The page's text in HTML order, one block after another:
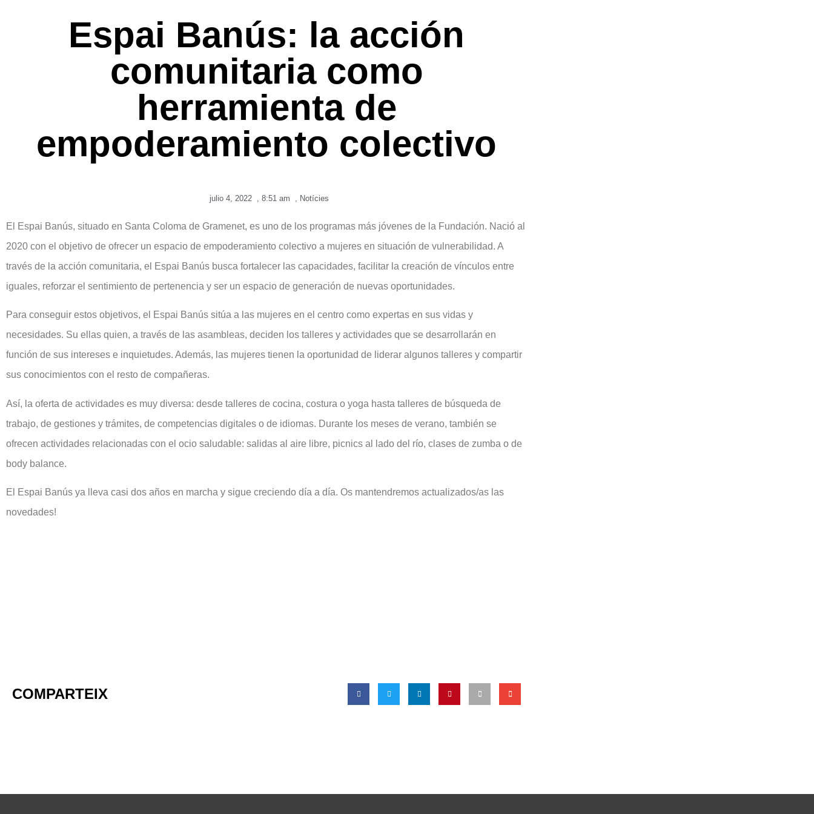
Espai Banús: la acción
comunitaria como
herramienta de
empoderamiento colectivo
julio 4, 2022 , 8:51 am , Notícies
El Espai Banús, situado en Santa Coloma de Gramenet, es uno de los programas más jóvenes de la Fundación. Nació al
2020 con el objetivo de ofrecer un espacio de empoderamiento colectivo a mujeres en situación de vulnerabilidad. A
través de la acción comunitaria, el Espai Banús busca fortalecer las capacidades, facilitar la creación de vínculos entre
iguales, reforzar el sentimiento de pertenencia y ser un espacio de generación de nuevas oportunidades.
Para conseguir estos objetivos, el Espai Banús sitúa a las mujeres en el centro como expertas en sus vidas y
necesidades. Su ellas quien, a través de las asambleas, deciden los talleres y actividades que se desarrollarán en
función de sus intereses e inquietudes. Además, las mujeres tienen la oportunidad de liderar algunos talleres y compartir
sus conocimientos con el resto de compañeras.
Así, la oferta de actividades es muy diversa: desde talleres de cocina, costura o yoga hasta talleres de búsqueda de
trabajo, de gestiones y trámites, de competencias digitales o de idiomas. Durante los meses de verano, también se
ofrecen actividades relacionadas con el ocio saludable: salidas al aire libre, picnics al lado del río, clases de zumba o de
body balance.
El Espai Banús ya lleva casi dos años en marcha y sigue creciendo día a día. Os mantendremos actualizados/as las
novedades!
COMPARTEIX